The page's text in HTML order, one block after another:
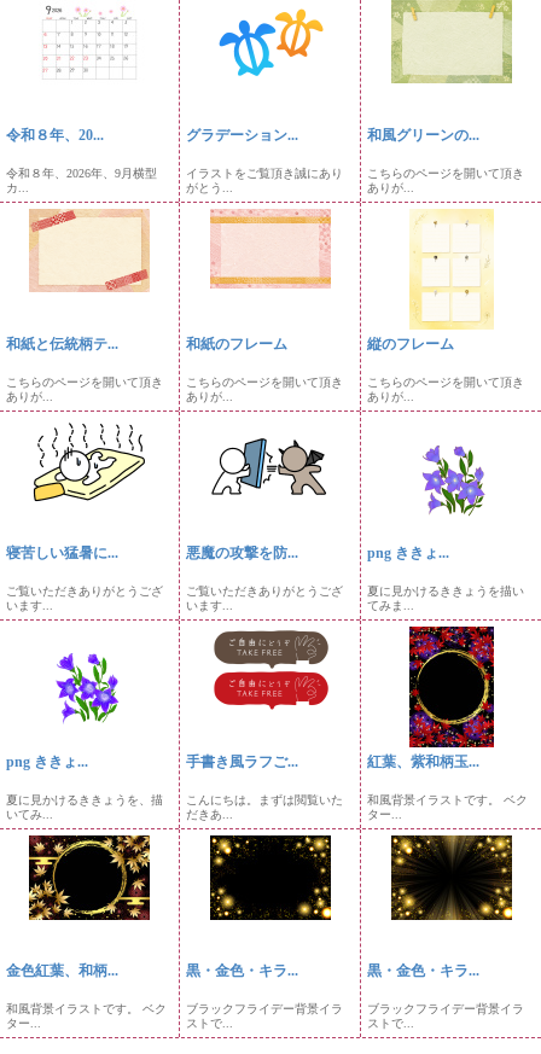
令和８年、20...
令和８年、2026年、9月横型
カ...
グラデーション...
イラストをご覧頂き誠にあり
がとう...
和風グリーンの...
こちらのページを開いて頂き
ありが...
和紙と伝統柄テ...
こちらのページを開いて頂き
ありが...
和紙のフレーム
こちらのページを開いて頂き
ありが...
縦のフレーム
こちらのページを開いて頂き
ありが...
寝苦しい猛暑に...
ご覧いただきありがとうござ
います...
悪魔の攻撃を防...
ご覧いただきありがとうござ
います...
png ききょ...
夏に見かけるききょうを描い
てみま...
png ききょ...
夏に見かけるききょうを、描
いてみ...
手書き風ラフご...
こんにちは。まずは閲覧いた
だきあ...
紅葉、紫和柄玉...
和風背景イラストです。 ベク
ター...
金色紅葉、和柄...
和風背景イラストです。 ベク
ター...
黒・金色・キラ...
ブラックフライデー背景イラ
ストで...
黒・金色・キラ...
ブラックフライデー背景イラ
ストで...